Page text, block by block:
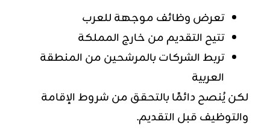
تعرض وظائف موجهة للعرب
تتيح التقديم من خارج المملكة
تربط الشركات بالمرشحين من المنطقة
العربية
لكن يُنصح دائمًا بالتحقق من شروط الإقامة
والتوظيف قبل التقديم.